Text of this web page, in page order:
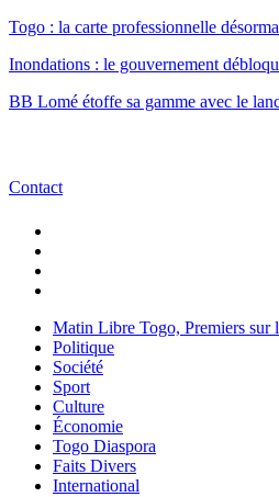
Togo : la carte professionnelle
Inondations : le gouvernement
BB Lomé étoffe sa gamme avec le
Contact
Matin Libre Togo, Premiers sur
Politique
Société
Sport
Culture
Économie
Togo Diaspora
Faits Divers
International